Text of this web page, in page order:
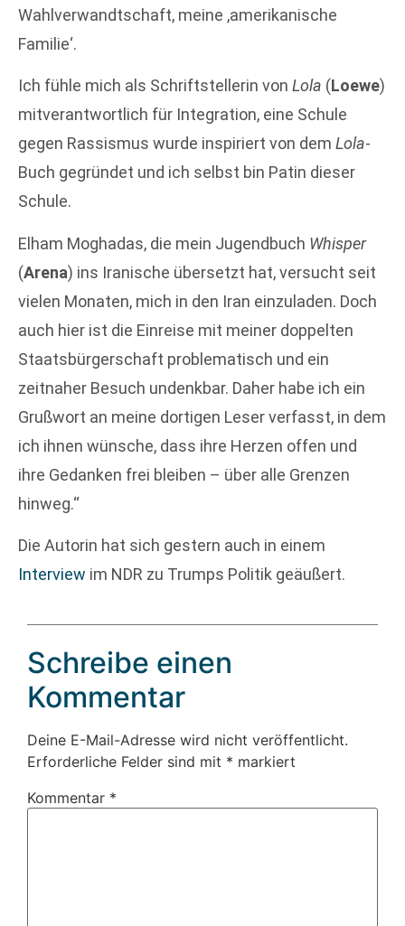
Wahlverwandtschaft, meine ,amerikanische
Familie‘.
Ich fühle mich als Schriftstellerin von Lola (Loewe)
mitverantwortlich für Integration, eine Schule
gegen Rassismus wurde inspiriert von dem Lola-
Buch gegründet und ich selbst bin Patin dieser
Schule.
Elham Moghadas, die mein Jugendbuch Whisper
(Arena) ins Iranische übersetzt hat, versucht seit
vielen Monaten, mich in den Iran einzuladen. Doch
auch hier ist die Einreise mit meiner doppelten
Staatsbürgerschaft problematisch und ein
zeitnaher Besuch undenkbar. Daher habe ich ein
Grußwort an meine dortigen Leser verfasst, in dem
ich ihnen wünsche, dass ihre Herzen offen und
ihre Gedanken frei bleiben – über alle Grenzen
hinweg.“
Die Autorin hat sich gestern auch in einem
Interview im NDR zu Trumps Politik geäußert.
Schreibe einen
Kommentar
Deine E-Mail-Adresse wird nicht veröffentlicht.
Erforderliche Felder sind mit * markiert
Kommentar *